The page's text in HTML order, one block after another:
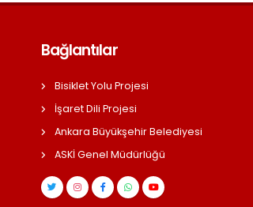
Bağlantılar
Bisiklet Yolu Projesi
İşaret Dili Projesi
Ankara Büyükşehir Belediyesi
ASKİ Genel Müdürlüğü